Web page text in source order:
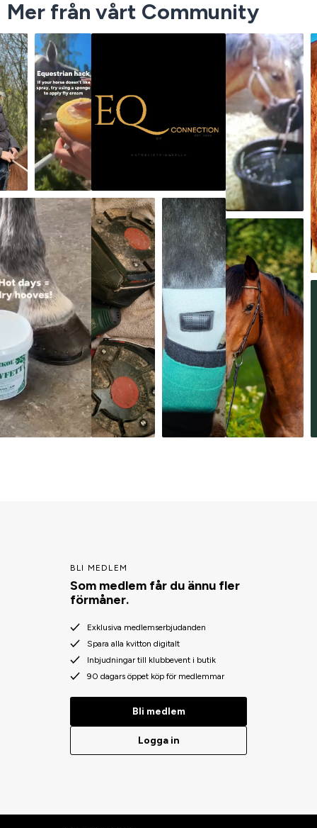
Mer från vårt Community
BLI MEDLEM
Som medlem får du ännu fler
förmåner.
Exklusiva medlemserbjudanden
Spara alla kvitton digitalt
Inbjudningar till klubbevent i butik
90 dagars öppet köp för medlemmar
Bli medlem
Logga in